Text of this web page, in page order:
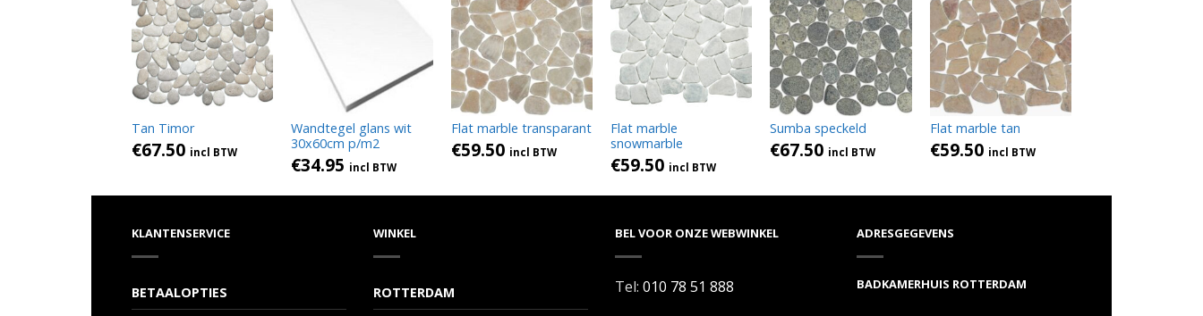
Tan Timor
€67.50 incl BTW
Wandtegel glans wit
30x60cm p/m2
€34.95 incl BTW
Flat marble transparant
€59.50 incl BTW
Flat marble
snowmarble
€59.50 incl BTW
Sumba speckeld
€67.50 incl BTW
Flat marble tan
€59.50 incl BTW
KLANTENSERVICE
BETAALOPTIES
WINKEL
ROTTERDAM
BEL VOOR ONZE WEBWINKEL
Tel: 010 78 51 888
ADRESGEGEVENS
BADKAMERHUIS ROTTERDAM